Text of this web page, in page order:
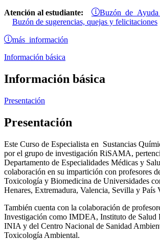
Atención al estudiante: Buzón de
Buzón de sugerencias, quejas y felicitaciones
más información
Información básica
Información básica
Presentación
Presentación
Este Curso de Especialista en Sustancias
por el grupo de investigación RiSAMA,
Departamento de Especialidades Médicas y
colaboración en su impartición con profesores
Toxicología y Biomedicina de Universidades
Henares, Extremadura, Valencia, Sevilla y País
También cuenta con la colaboración de
Investigación como IMDEA, Instituto de Salud
INIA y del Centro Nacional de Sanidad
Toxicología Ambiental.